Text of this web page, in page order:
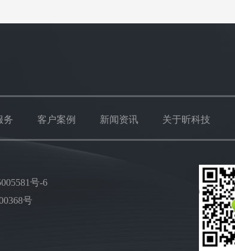
务 客户案例 新闻资讯 关于昕科技
号-6
号